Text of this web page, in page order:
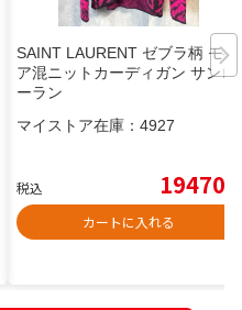
SAINT LAURENT ゼブラ柄 モヘ
ア混ニットカーディガン サンロ
ーラン
マイストア在庫： 4927
税込 19470
カートに入れる